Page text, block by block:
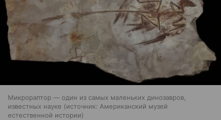
Микрораптор — один из самых маленьких динозавров,
известных науке
источник: Американский музей
естественной истории